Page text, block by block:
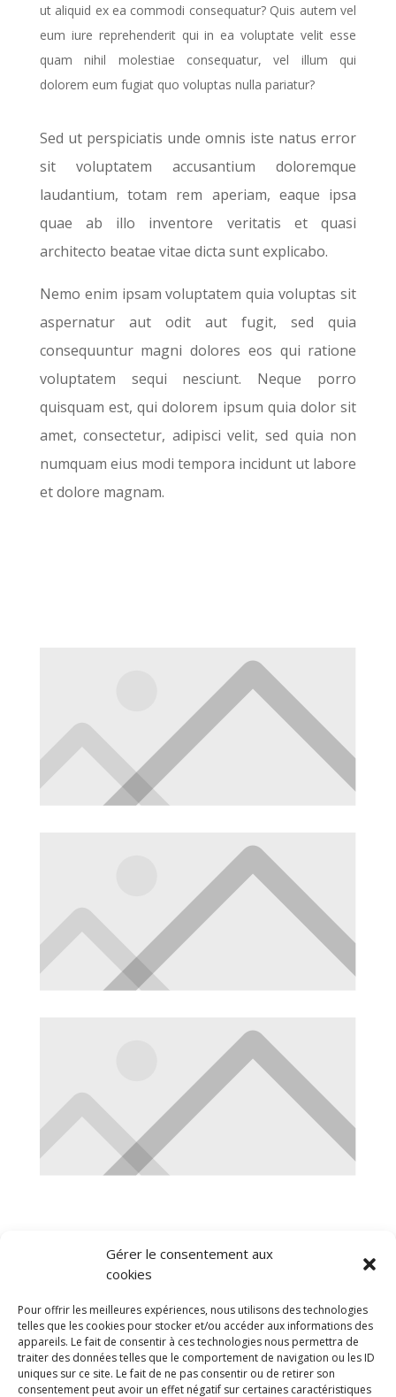
Gérer le consentement aux
cookies
Pour offrir les meilleures expériences, nous utilisons des technologies
telles que les cookies pour stocker et/ou accéder aux informations des
appareils. Le fait de consentir à ces technologies nous permettra de
traiter des données telles que le comportement de navigation ou les ID
uniques sur ce site. Le fait de ne pas consentir ou de retirer son
consentement peut avoir un effet négatif sur certaines caractéristiques
ut aliquid ex ea commodi consequatur? Quis autem vel
eum iure reprehenderit qui in ea voluptate velit esse
quam nihil molestiae consequatur, vel illum qui
dolorem eum fugiat quo voluptas nulla pariatur?
Sed ut perspiciatis unde omnis iste natus error
sit voluptatem accusantium doloremque
laudantium, totam rem aperiam, eaque ipsa
quae ab illo inventore veritatis et quasi
architecto beatae vitae dicta sunt explicabo.
Nemo enim ipsam voluptatem quia voluptas sit
aspernatur aut odit aut fugit, sed quia
consequuntur magni dolores eos qui ratione
voluptatem sequi nesciunt. Neque porro
quisquam est, qui dolorem ipsum quia dolor sit
amet, consectetur, adipisci velit, sed quia non
numquam eius modi tempora incidunt ut labore
et dolore magnam.
0 Comments